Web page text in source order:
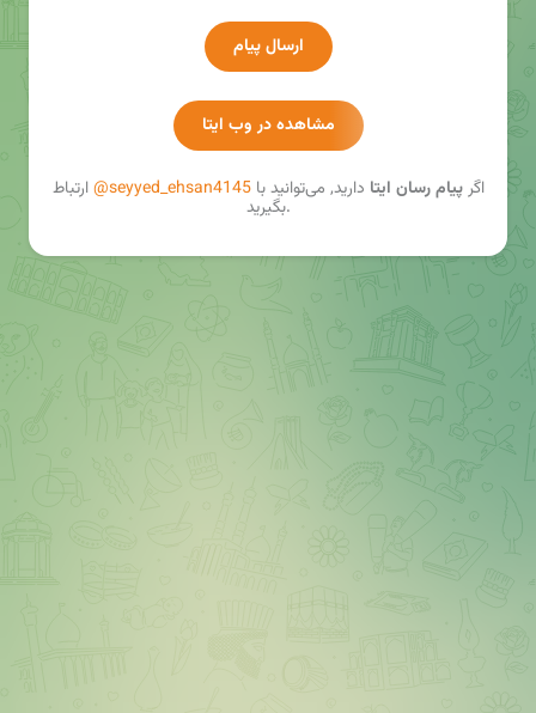
ارسال پیام
مشاهده در وب ایتا
اگرپیام رسان ایتا دارید, می‌توانید با@seyyed_ehsan4145ارتباط
بگیرید.